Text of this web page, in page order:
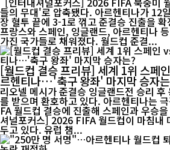
들의 무대'로 압축됐다. 아르헨티나가 12
장 혈투 끝에 3-1로 꺾고 준결승 진출을
프랑스와 스페인, 잉글랜드, 아르헨티나
가진 국가들로 채워졌다. 월드컵 준결...
[월드컵 결승 프리뷰] 세계 1위 스페
르헨티나…'축구 왕좌' 마지막 승자
리오넬 메시가 준결승 잉글랜드전 승리
를 받으며 환호하고 있다. 아르헨티나는
FA 월드컵 결승에 진출해 스페인과 우승을 다
셔널포커스] 2026 FIFA 월드컵이 마침내
두고 있다. 유럽 챔...